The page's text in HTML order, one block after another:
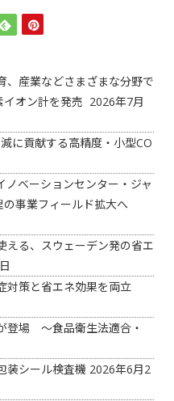
、産業などさまざまな分野で
オン計を発売 2026年7月
に貢献する高精度・小型CO
ベーションセンター・ジャ
事業フィールド拡大へ
える、スウェーデン発の省エ
対策と省エネ効果を両立
登場 ～食品衛生法適合・
装シール検査機 2026年6月2